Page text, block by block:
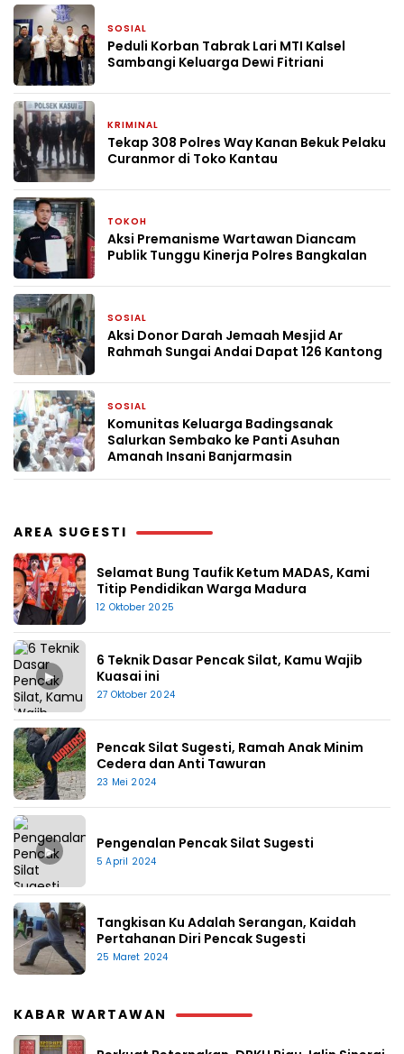
SOSIAL
Peduli Korban Tabrak Lari MTI Kalsel
Sambangi Keluarga Dewi Fitriani
KRIMINAL
Tekap 308 Polres Way Kanan Bekuk Pelaku
Curanmor di Toko Kantau
TOKOH
Aksi Premanisme Wartawan Diancam
Publik Tunggu Kinerja Polres Bangkalan
SOSIAL
Aksi Donor Darah Jemaah Mesjid Ar
Rahmah Sungai Andai Dapat 126 Kantong
SOSIAL
Komunitas Keluarga Badingsanak
Salurkan Sembako ke Panti Asuhan
Amanah Insani Banjarmasin
AREA SUGESTI
Selamat Bung Taufik Ketum MADAS, Kami
Titip Pendidikan Warga Madura
12 Oktober 2025
▶
6 Teknik Dasar Pencak Silat, Kamu Wajib
Kuasai ini
27 Oktober 2024
Pencak Silat Sugesti, Ramah Anak Minim
Cedera dan Anti Tawuran
23 Mei 2024
▶ Pengenalan Pencak Silat Sugesti
5 April 2024
Tangkisan Ku Adalah Serangan, Kaidah
Pertahanan Diri Pencak Sugesti
25 Maret 2024
KABAR WARTAWAN